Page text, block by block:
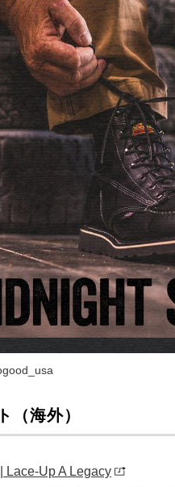
（海外）
Lace-Up A Legacy